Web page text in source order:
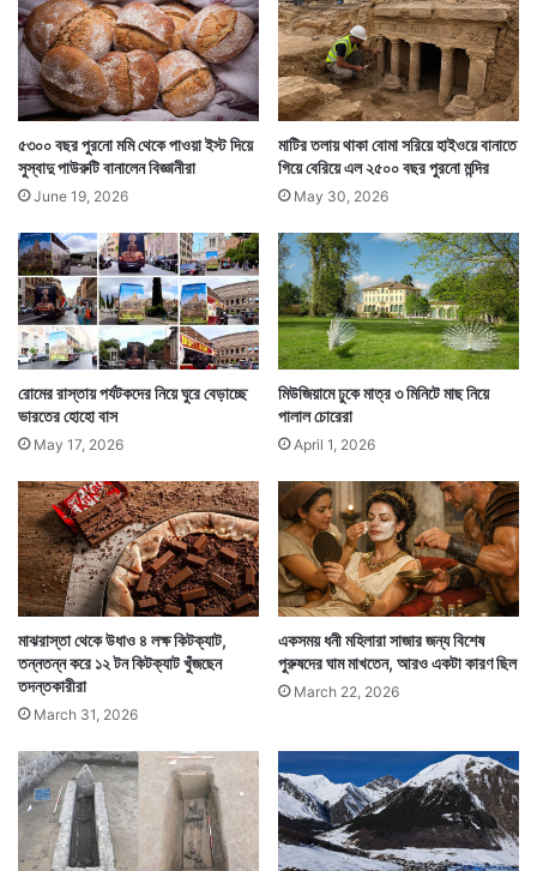
ওতজি তিরবিদ্ধ হওয়ার সময় তার পেটে ছিল মাংস, শস্যদানার মত
খাদ্য। যা এই অন্ত্রের ব্যাকটেরিয়াদের সংসার পাততে সাহায্য
করে। প্রবল ঠান্ডায় সংরক্ষণ করা হলেও সেই ঠান্ডা ওই
ব্যাকটেরিয়াদের কাবু করতে পারেনি।
এখন প্রশ্ন হল এতদিন পরেও ওই ব্যাকটেরিয়ারা বেঁচে আছে
কীভাবে? কি তাদের বাঁচিয়ে রাখছে? বিজ্ঞানীরা জানতে পেরেছেন,
মিউজিয়ামে ওই মমি সংরক্ষণের জন্য ফেনল নামে যে রাসায়নিক
যোগান দিয়ে চলেছে। ফলে তারা এখনও ওতজির অন্ত্রে সক্রিয়
অবস্থায় রয়েছে।
ঢ়
মি
আ
ম
দি
য়ে
পু
জো
দি
ন
এ
ক
কৃ
ষ
ক
৫৩০০ বছর পুরনো মমি থেকে পাওয়া ইস্ট দিয়ে
সুস্বাদু পাউরুটি বানালেন বিজ্ঞানীরা
June 19, 2026
মাটির তলায় থাকা বোমা সরিয়ে হাইওয়ে বানাতে
গিয়ে বেরিয়ে এল ২৫০০ বছর পুরনো মন্দির
May 30, 2026
রোমের রাস্তায় পর্যটকদের নিয়ে ঘুরে বেড়াচ্ছে
ভারতের হোহো বাস
May 17, 2026
মিউজিয়ামে ঢুকে মাত্র ৩ মিনিটে মাছ নিয়ে
পালাল চোরেরা
April 1, 2026
মাঝরাস্তা থেকে উধাও ৪ লক্ষ কিটক্যাট,
তন্নতন্ন করে ১২ টন কিটক্যাট খুঁজছেন
তদন্তকারীরা
March 31, 2026
একসময় ধনী মহিলারা সাজার জন্য বিশেষ
পুরুষদের ঘাম মাখতেন, আরও একটা কারণ ছিল
March 22, 2026